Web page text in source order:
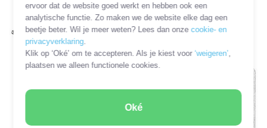
ervoor dat de website goed werkt en hebben ook een
analytische functie. Zo maken we de website elke dag een
beetje beter. Wil je meer weten? Lees dan onzecookie- en
privacyverklaring.
Klik op ‘Oké’ om te accepteren. Als je kiest voor ‘weigeren’,
plaatsen we alleen functionele cookies.
Oké